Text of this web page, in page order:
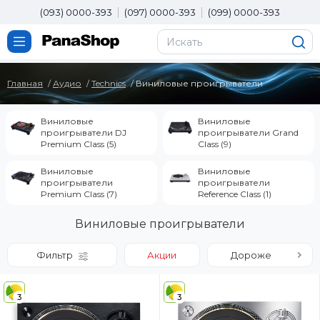
(093) 0000-393 (097) 0000-393 (099) 0000-393
Главная Аудио Technics Виниловые проигрыватели
Виниловые
проигрыватели DJ
Premium Class (5)
Виниловые
проигрыватели Grand
Class (9)
Виниловые
проигрыватели
Premium Class (7)
Виниловые
проигрыватели
Reference Class (1)
Виниловые проигрыватели
Фильтр Акции Дороже
3 3